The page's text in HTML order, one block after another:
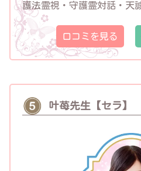
護法霊視・守護霊対話・天
口コミを見る
叶苺先生【セラ】